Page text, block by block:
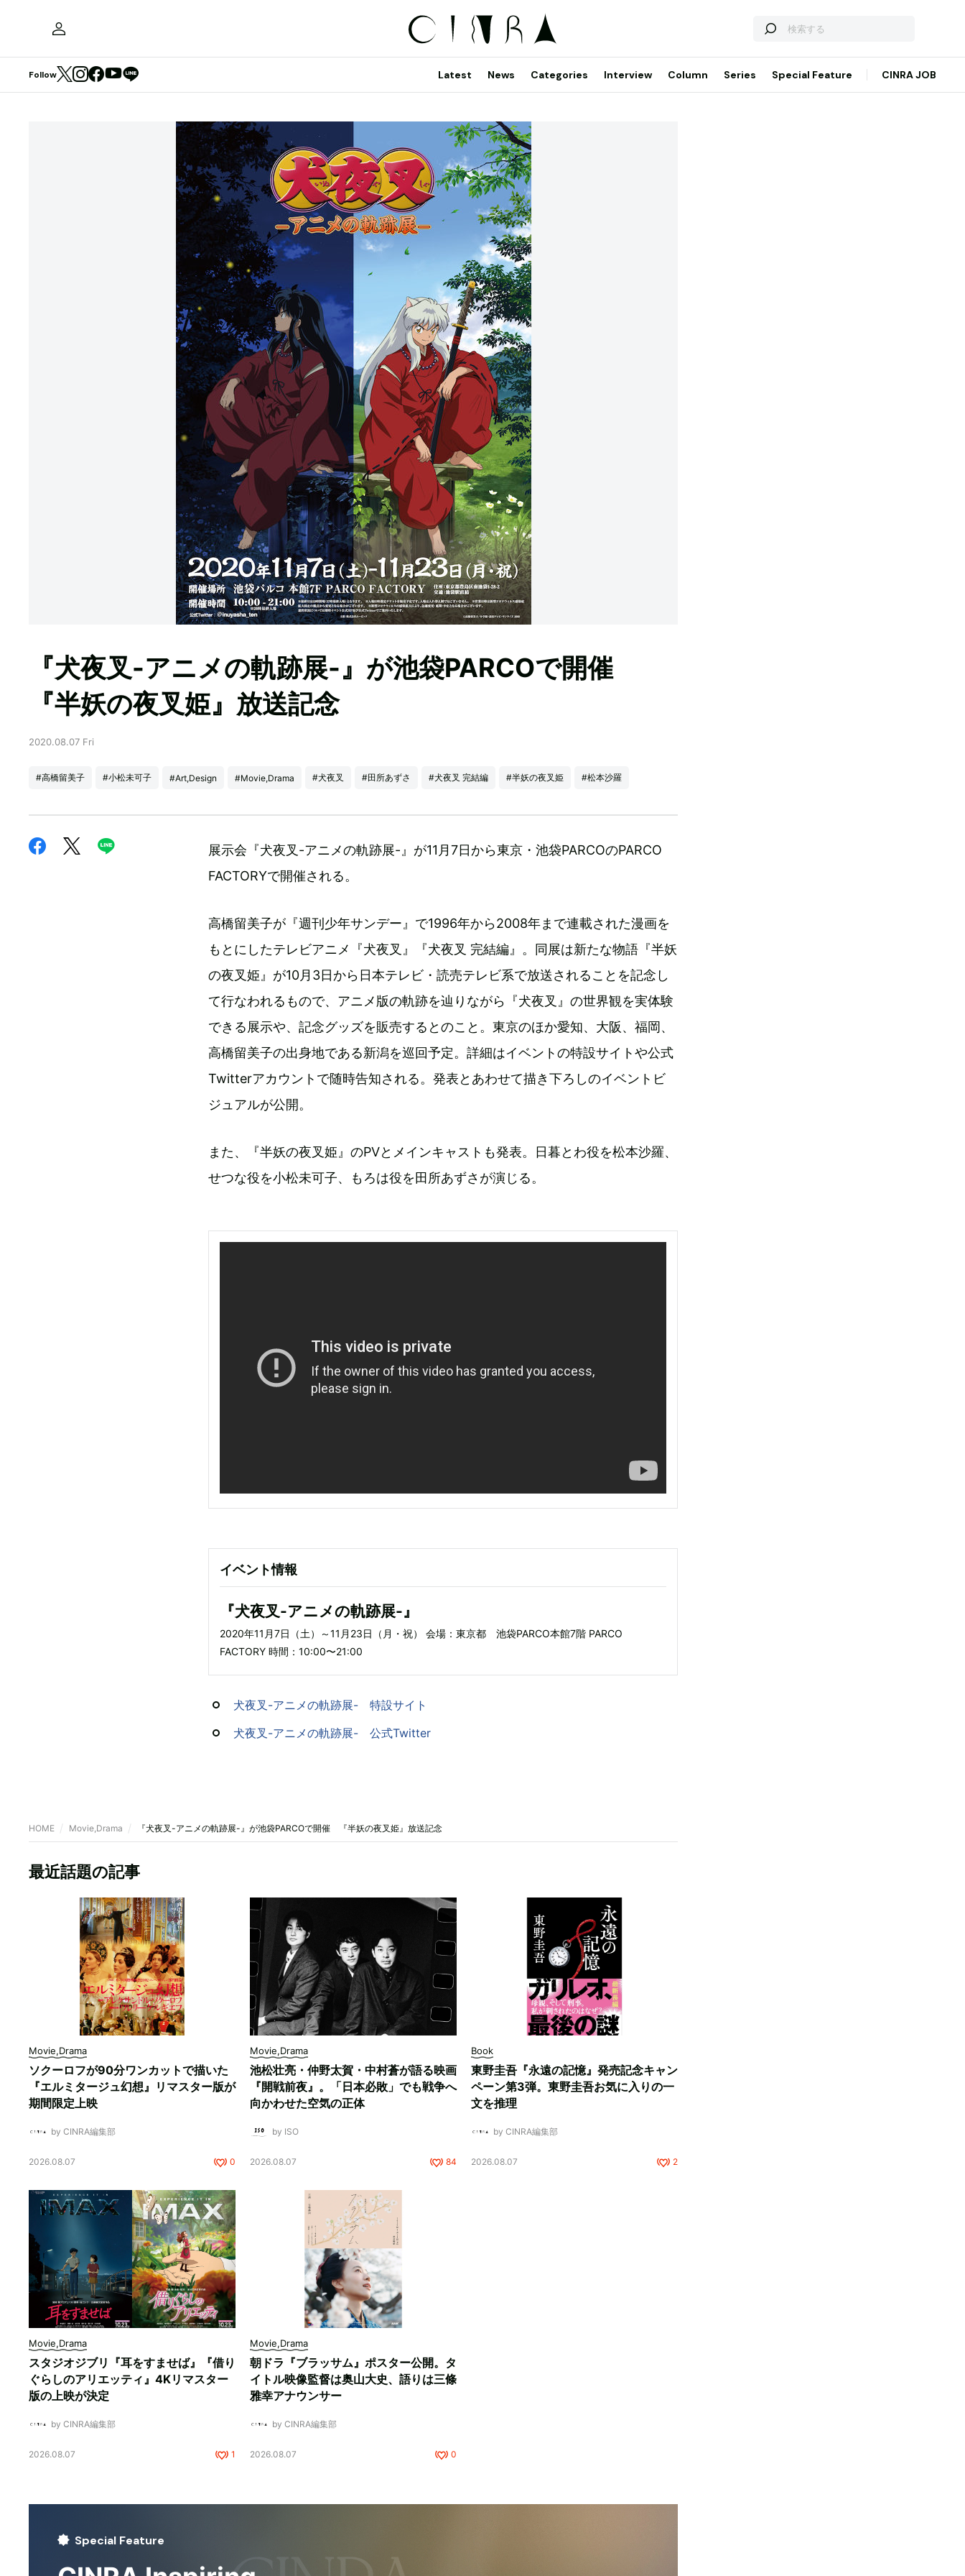
Follow Latest News Categories Interview Column Series Special Feature CINRA JOB
『犬夜叉-アニメの軌跡展-』が池袋PARCOで開催
『半妖の夜叉姫』放送記念
2020.08.07 Fri
#高橋留美子 #小松未可子 #Art,Design #Movie,Drama #犬夜叉 #田所あずさ #犬夜叉 完結編 #半妖の夜叉姫 #松本沙羅
展示会『犬夜叉-アニメの軌跡展-』が11月7日から東京・池袋PARCOのPARCO
FACTORYで開催される。
高橋留美子が『週刊少年サンデー』で1996年から2008年まで連載された漫画を
もとにしたテレビアニメ『犬夜叉』『犬夜叉 完結編』。同展は新たな物語『半妖
の夜叉姫』が10月3日から日本テレビ・読売テレビ系で放送されることを記念し
て行なわれるもので、アニメ版の軌跡を辿りながら『犬夜叉』の世界観を実体験
できる展示や、記念グッズを販売するとのこと。東京のほか愛知、大阪、福岡、
高橋留美子の出身地である新潟を巡回予定。詳細はイベントの特設サイトや公式
Twitterアカウントで随時告知される。発表とあわせて描き下ろしのイベントビ
ジュアルが公開。
また、『半妖の夜叉姫』のPVとメインキャストも発表。日暮とわ役を松本沙羅、
せつな役を小松未可子、もろは役を田所あずさが演じる。
イベント情報
『犬夜叉-アニメの軌跡展-』
2020年11月7日（土）～11月23日（月・祝） 会場：東京都 池袋PARCO本館7階 PARCO
FACTORY 時間：10:00〜21:00
犬夜叉-アニメの軌跡展- 特設サイト
犬夜叉-アニメの軌跡展- 公式Twitter
HOME Movie,Drama 『犬夜叉-アニメの軌跡展-』が池袋PARCOで開催 『半妖の夜叉姫』放送記念
最近話題の記事
Movie,Drama
ソクーロフが90分ワンカットで描いた
『エルミタージュ幻想』リマスター版が
期間限定上映
by CINRA編集部
2026.08.07 0
Movie,Drama
池松壮亮・仲野太賀・中村蒼が語る映画
『開戦前夜』。「日本必敗」でも戦争へ
向かわせた空気の正体
by ISO
2026.08.07 84
Book
東野圭吾『永遠の記憶』発売記念キャン
ペーン第3弾。東野圭吾お気に入りの一
文を推理
by CINRA編集部
2026.08.07 2
Movie,Drama
スタジオジブリ『耳をすませば』『借り
ぐらしのアリエッティ』4Kリマスター
版の上映が決定
by CINRA編集部
2026.08.07 1
Movie,Drama
朝ドラ『ブラッサム』ポスター公開。タ
イトル映像監督は奥山大史、語りは三條
雅幸アナウンサー
by CINRA編集部
2026.08.07 0
Special Feature